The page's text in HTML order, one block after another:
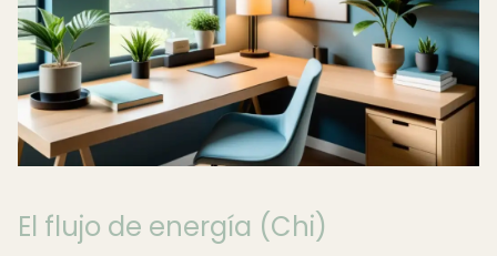
El flujo de energía (Chi)